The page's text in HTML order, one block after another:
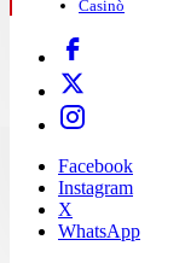
Casinò
Facebook
Instagram
X
WhatsApp